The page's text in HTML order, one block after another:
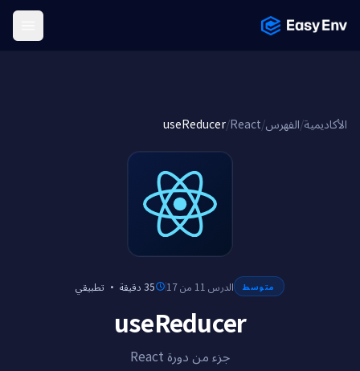
Menu
الأكاديمية/الفهرس/
React
/
useReducer
متوسط الدرس 11 من 17 35 دقيقة · تطبيقي
useReducer
جزء من دورة React